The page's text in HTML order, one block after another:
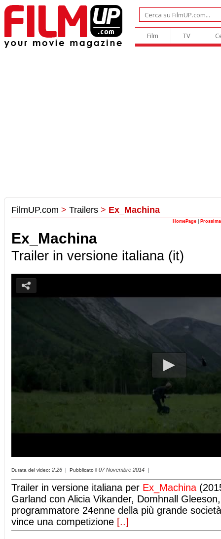
Film TV
FilmUP.com > Trailers > Ex_Machina
HomePage
Ex_Machina
Trailer in versione italiana (it)
Durata del video: 2:26 Pubblicato il 07 Novembre 2014
Trailer in versione italiana per Ex_Machina
Garland con Alicia Vikander, Domhnall
programmatore 24enne della più grande
vince una competizione [..]